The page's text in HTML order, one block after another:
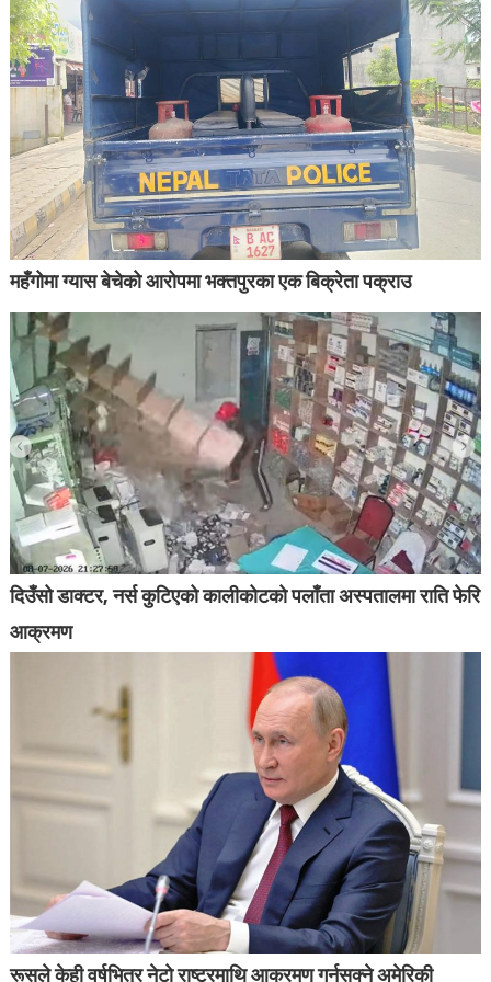
महँगोमा ग्यास बेचेको आरोपमा भक्तपुरका एक बिक्रेता पक्राउ
दिउँसो डाक्टर, नर्स कुटिएको कालीकोटको पलाँता अस्पतालमा राति फेरि
आक्रमण
रूसले केही वर्षभित्र नेटो राष्ट्रमाथि आक्रमण गर्नसक्ने अमेरिकी